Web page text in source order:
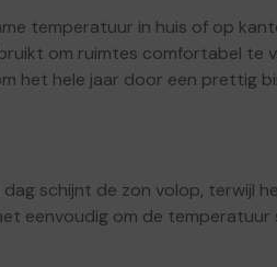
temperatuur in huis of op
om ruimtes comfortabel te
het hele jaar door een prettig
schijnt de zon volop, terwijl
eenvoudig om de temperatuur